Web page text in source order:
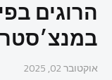
הרוגים
במנצ׳סטר
אוקטובר 02, 2025